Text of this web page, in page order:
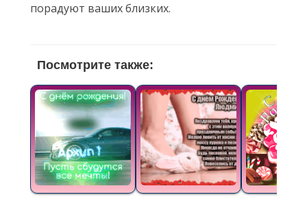
порадуют ваших близких.
Посмотрите также: